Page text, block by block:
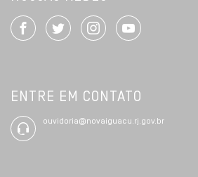
ENTRE EM CONTATO
ouvidoria@novaiguacu.rj.gov.br